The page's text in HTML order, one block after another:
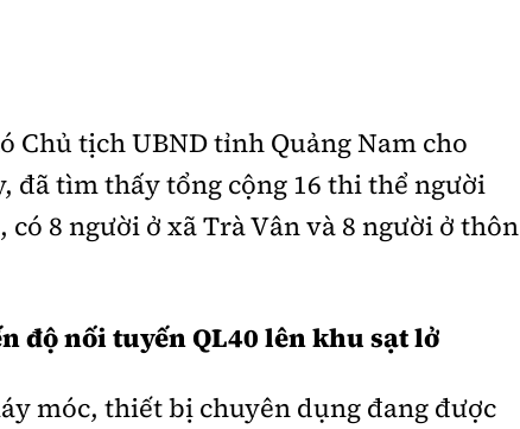
Chủ tịch UBND tỉnh Quảng Nam cho
đã tìm thấy tổng cộng 16 thi thể người
8 người ở xã Trà Vân và 8 người ở thôn
độ nối tuyến QL40 lên khu sạt lở
móc, thiết bị chuyên dụng đang được